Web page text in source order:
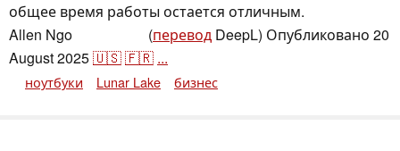
общее время работы остается отличным.
Allen Ngo
(перевод DeepL) Опубликовано 20
August 2025🇺🇸🇫🇷 ...
ноутбуки Lunar Lake бизнес